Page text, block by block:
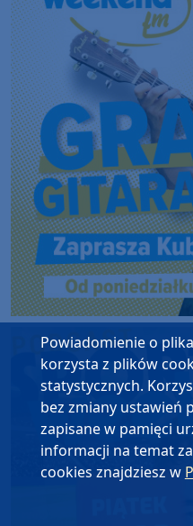
Powiadomienie o
korzysta z plików
statystycznych.
bez zmiany ustawień
zapisane w pamięci
informacji na temat
cookies znajdziesz w